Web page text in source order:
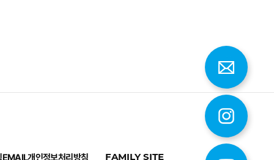
EMAIL개인정보처리방침 FAMILY SITE